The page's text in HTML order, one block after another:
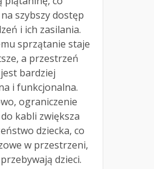
szybszy dostęp
i ich zasilania.
sprzątanie staje
a przestrzeń
bardziej
i funkcjonalna.
ograniczenie
kabli zwiększa
dziecka, co
w przestrzeni,
dzieci.